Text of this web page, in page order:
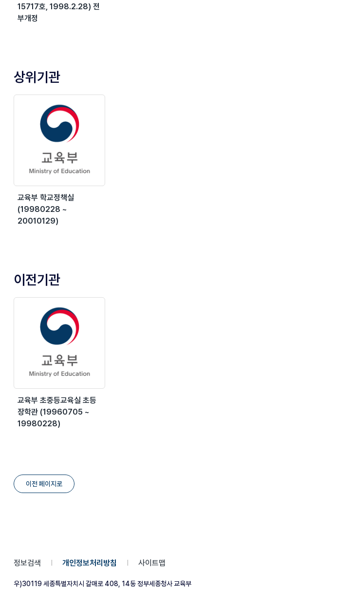
15717호, 1998.2.28) 전
부개정
상위기관
교육부 학교정책실
(19980228 ~
20010129)
이전기관
교육부 초중등교육실 초등
장학관 (19960705 ~
19980228)
이전 페이지로
정보검색 개인정보처리방침 사이트맵
우)30119 세종특별자치시 갈매로 408, 14동 정부세종청사 교육부